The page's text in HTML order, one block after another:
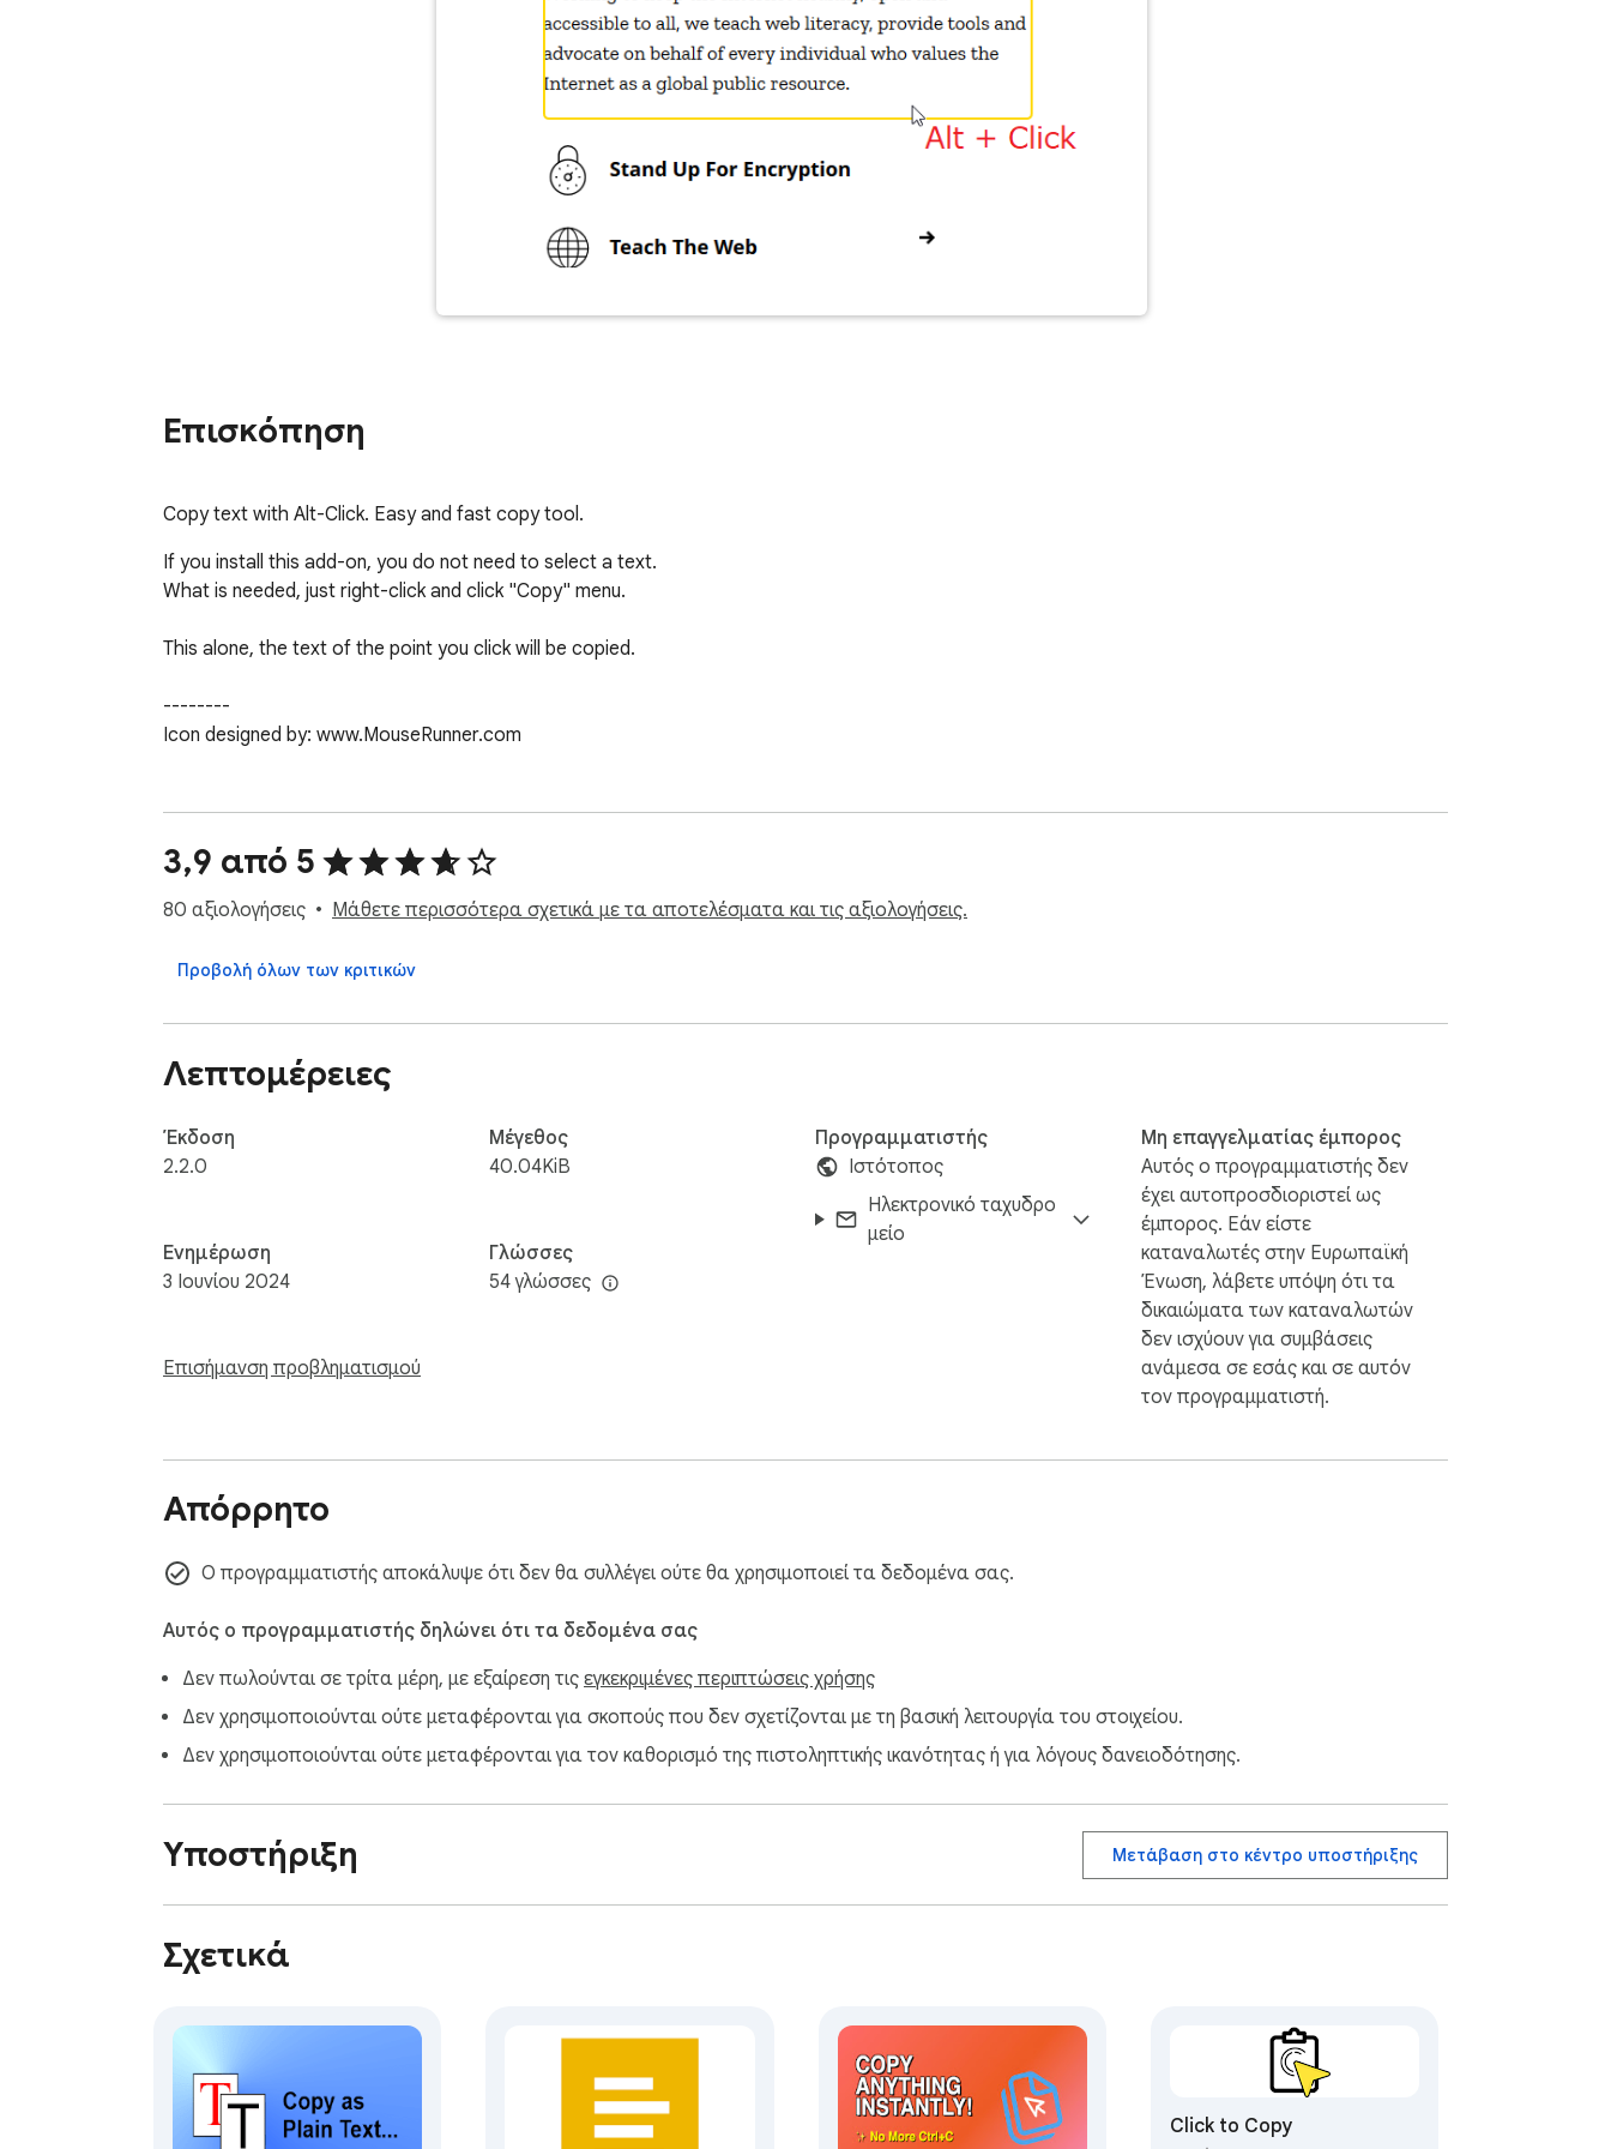
Επισκόπηση
Copy text with Alt-Click. Easy and fast copy tool.
If you install this add-on, you do not need to select a text.
What is needed, just right-click and click "Copy" menu.
This alone, the text of the point you click will be copied.
--------
Icon designed by: www.MouseRunner.com
3,9 από 5
80 αξιολογήσεις Μάθετε περισσότερα σχετικά με τα αποτελέσματα και τις αξιολογήσεις.
Προβολή όλων των κριτικών
Λεπτομέρειες
Έκδοση
2.2.0
Ενημέρωση
3 Ιουνίου 2024
Επισήμανση προβληματισμού
Μέγεθος
40.04KiB
Γλώσσες
54 γλώσσες
Προγραμματιστής
Ιστότοπος
Ηλεκτρονικό ταχυδρο
μείο
Μη επαγγελματίας έμπορος
Αυτός ο προγραμματιστής δεν
έχει αυτοπροσδιοριστεί ως
έμπορος. Εάν είστε
καταναλωτές στην Ευρωπαϊκή
Ένωση, λάβετε υπόψη ότι τα
δικαιώματα των καταναλωτών
δεν ισχύουν για συμβάσεις
ανάμεσα σε εσάς και σε αυτόν
τον προγραμματιστή.
Απόρρητο
Ο προγραμματιστής αποκάλυψε ότι δεν θα συλλέγει ούτε θα χρησιμοποιεί τα δεδομένα σας.
Αυτός ο προγραμματιστής δηλώνει ότι τα δεδομένα σας
Δεν πωλούνται σε τρίτα μέρη, με εξαίρεση τις εγκεκριμένες περιπτώσεις χρήσης
Δεν χρησιμοποιούνται ούτε μεταφέρονται για σκοπούς που δεν σχετίζονται με τη βασική λειτουργία του στοιχείου.
Δεν χρησιμοποιούνται ούτε μεταφέρονται για τον καθορισμό της πιστοληπτικής ικανότητας ή για λόγους δανειοδότησης.
Υποστήριξη Μετάβαση στο κέντρο υποστήριξης
Σχετικά
Click to Copy